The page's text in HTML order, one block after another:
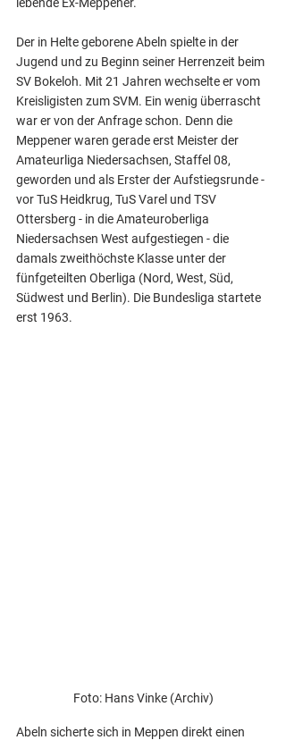
lebende Ex-Meppener.
Der in Helte geborene Abeln spielte in der
Jugend und zu Beginn seiner Herrenzeit beim
SV Bokeloh. Mit 21 Jahren wechselte er vom
Kreisligisten zum SVM. Ein wenig überrascht
war er von der Anfrage schon. Denn die
Meppener waren gerade erst Meister der
Amateurliga Niedersachsen, Staffel 08,
geworden und als Erster der Aufstiegsrunde -
vor TuS Heidkrug, TuS Varel und TSV
Ottersberg - in die Amateuroberliga
Niedersachsen West aufgestiegen - die
damals zweithöchste Klasse unter der
fünfgeteilten Oberliga (Nord, West, Süd,
Südwest und Berlin). Die Bundesliga startete
erst 1963.
Foto: Hans Vinke (Archiv)
Abeln sicherte sich in Meppen direkt einen